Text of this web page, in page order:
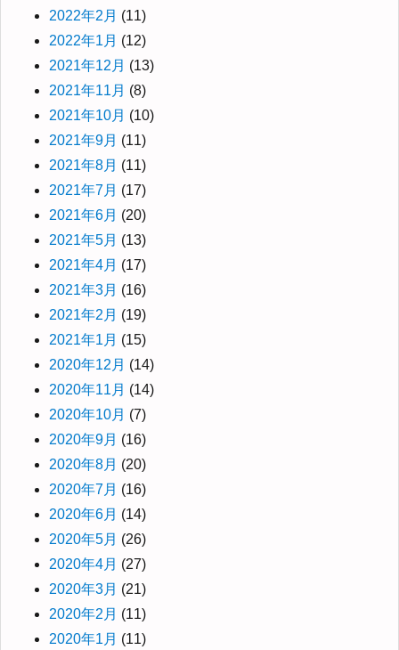
2022年2月 (11)
2022年1月 (12)
2021年12月 (13)
2021年11月 (8)
2021年10月 (10)
2021年9月 (11)
2021年8月 (11)
2021年7月 (17)
2021年6月 (20)
2021年5月 (13)
2021年4月 (17)
2021年3月 (16)
2021年2月 (19)
2021年1月 (15)
2020年12月 (14)
2020年11月 (14)
2020年10月 (7)
2020年9月 (16)
2020年8月 (20)
2020年7月 (16)
2020年6月 (14)
2020年5月 (26)
2020年4月 (27)
2020年3月 (21)
2020年2月 (11)
2020年1月 (11)